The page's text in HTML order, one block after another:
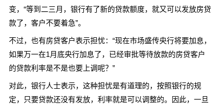
变，“等到二三月，银行有了新的贷款额度，就又可以发放房贷
款了，客户不要着急”。
不过，也有房贷客户表示担忧：“现在市场盛传央行将要加息，
如果万一在1月底央行加息了，已经审批等待放款的房贷客户
的贷款利率是不是也要上调呢？”
对此，银行人士表示，这种担忧是有道理的，按照银行的规
定，只要贷款还没有发放，利率就是可以调整的。因此，一旦